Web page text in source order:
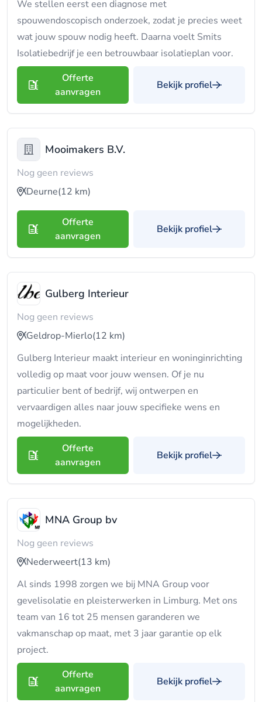
We stellen eerst een diagnose met
spouwendoscopisch onderzoek, zodat je precies weet
wat jouw spouw nodig heeft. Daarna voelt Smits
Isolatiebedrijf je een betrouwbaar isolatieplan voor.
Offerte
aanvragen
Bekijk profiel
Mooimakers B.V.
Nog geen reviews
Deurne(12 km)
Offerte
aanvragen
Bekijk profiel
Gulberg Interieur
Nog geen reviews
Geldrop-Mierlo(12 km)
Gulberg Interieur maakt interieur en woninginrichting
volledig op maat voor jouw wensen. Of je nu
particulier bent of bedrijf, wij ontwerpen en
vervaardigen alles naar jouw specifieke wens en
mogelijkheden.
Offerte
aanvragen
Bekijk profiel
MNA Group bv
Nog geen reviews
Nederweert(13 km)
Al sinds 1998 zorgen we bij MNA Group voor
gevelisolatie en pleisterwerken in Limburg. Met ons
team van 16 tot 25 mensen garanderen we
vakmanschap op maat, met 3 jaar garantie op elk
project.
Offerte
aanvragen
Bekijk profiel